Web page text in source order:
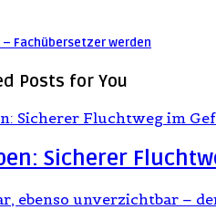
Fachübersetzer werden
Posts for You
Sicherer